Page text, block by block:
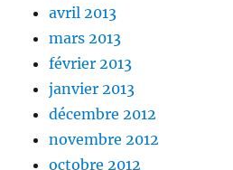
avril 2013
mars 2013
février 2013
janvier 2013
décembre 2012
novembre 2012
octobre 2012